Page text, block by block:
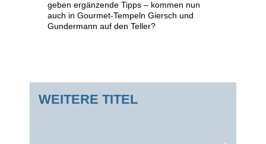
WEITERE TITEL
geben ergänzende Tipps – kommen nun
auch in Gourmet-Tempeln Giersch und
Gundermann auf den Teller?